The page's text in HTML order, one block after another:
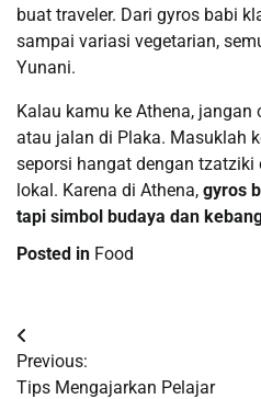
buat traveler. Dari gyros babi
sampai variasi vegetarian,
Yunani.
Kalau kamu ke Athena,
atau jalan di Plaka. Masuklah
seporsi hangat dengan tzatziki
lokal. Karena di Athena, gyros
tapi simbol budaya dan
Posted in Food
Navigasi
pos
Previous:
Tips Mengajarkan Pelajar